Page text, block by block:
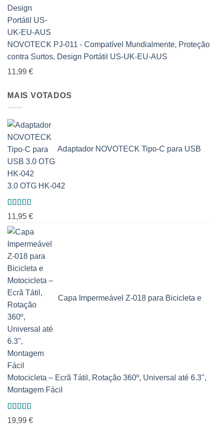
NOVOTECK PJ-011 - Compatível Mundialmente, Proteção
contra Surtos, Design Portátil US-UK-EU-AUS
11,99 €
MAIS VOTADOS
Adaptador NOVOTECK Tipo-C para USB
3.0 OTG HK-042
Avaliação
5.00de 5
11,95 €
Capa Impermeável Z-018 para Bicicleta e
Motocicleta – Ecrã Tátil, Rotação 360º, Universal até 6.3'',
Montagem Fácil
Avaliação
19,99 €